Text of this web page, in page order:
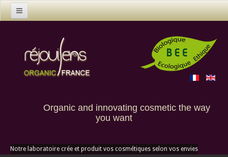
Organic and innovating cosmetic the way
you want
Products
Contact us
Notre laboratoire crée et produit vos cosmétiques selon vos envies